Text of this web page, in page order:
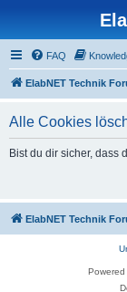
FAQ
ElabNET Technik
Alle Cookies
Bist du dir sicher, dass
ElabNET Technik
Powered